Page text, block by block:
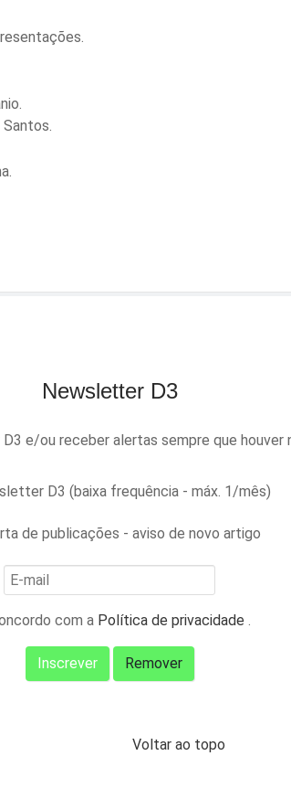
Santos.
Newsletter D3
e/ou receber alertas sempre que houver
D3 (baixa frequência - máx. 1/mês)
de publicações - aviso de novo artigo
com a Política de privacidade .
Voltar ao topo